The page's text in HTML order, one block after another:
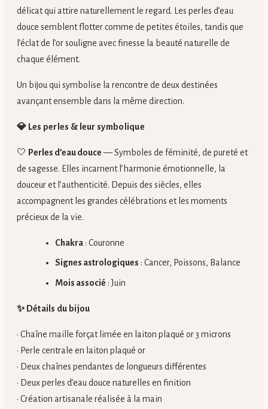
délicat qui attire naturellement le regard. Les perles d’eau
douce semblent flotter comme de petites étoiles, tandis que
l’éclat de l’or souligne avec finesse la beauté naturelle de
chaque élément.
Un bijou qui symbolise la rencontre de deux destinées
avançant ensemble dans la même direction.
💎 Les perles & leur symbolique
🤍 Perles d’eau douce— Symboles de féminité, de pureté et
de sagesse. Elles incarnent l’harmonie émotionnelle, la
douceur et l’authenticité. Depuis des siècles, elles
accompagnent les grandes célébrations et les moments
précieux de la vie.
Chakra : Couronne
Signes astrologiques : Cancer, Poissons, Balance
Mois associé : Juin
✨ Détails du bijou
• Chaîne maille forçat limée en laiton plaqué or 3 microns
• Perle centrale en laiton plaqué or
• Deux chaînes pendantes de longueurs différentes
• Deux perles d’eau douce naturelles en finition
• Création artisanale réalisée à la main